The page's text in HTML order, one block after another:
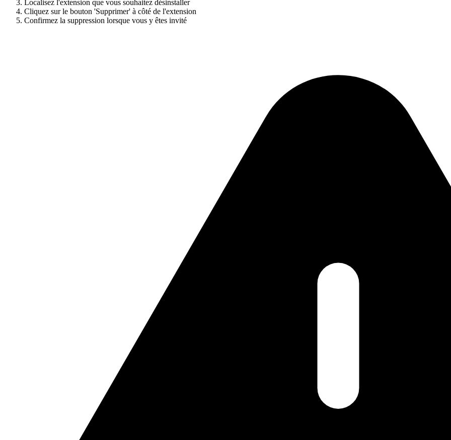
Localisez l'extension que vous souhaitez désinstaller
Cliquez sur le bouton 'Supprimer' à côté de l'extension
Confirmez la suppression lorsque vous y êtes invité